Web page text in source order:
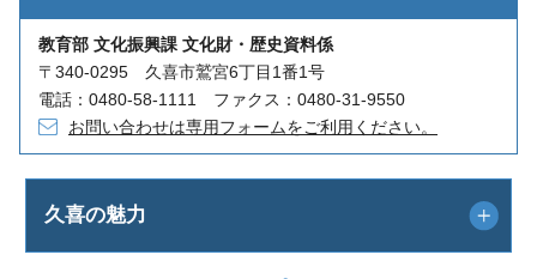
教育部 文化振興課 文化財・歴史資料係
〒340-0295 久喜市鷲宮6丁目1番1号
電話：0480-58-1111 ファクス：0480-31-9550
お問い合わせは専用フォームをご利用ください。
久喜の魅力